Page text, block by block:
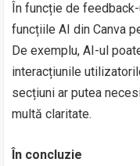
În funcție de
funcțiile AI din Canva
De exemplu, AI-ul
interacțiunile
secțiuni ar putea
multă claritate.
În concluzie